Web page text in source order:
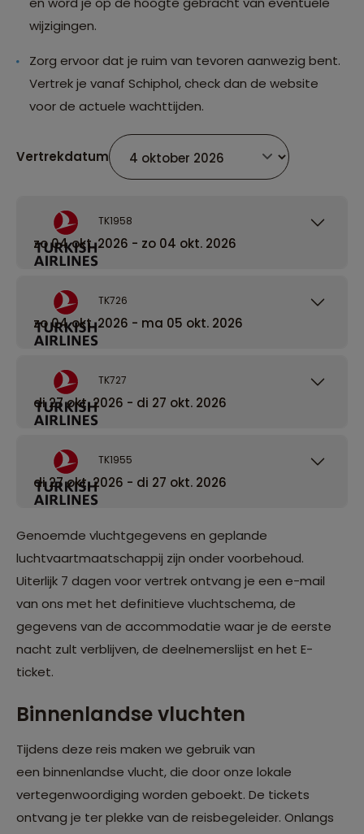
wijzigingen.
Zorg ervoor dat je ruim van tevoren aanwezig bent.
Vertrek je vanaf Schiphol, check dan de website
voor de actuele wachttijden.
Vertrekdatum
TK1958
zo 04 okt. 2026 - zo 04 okt. 2026
TK726
zo 04 okt. 2026 - ma 05 okt. 2026
TK727
di 27 okt. 2026 - di 27 okt. 2026
TK1955
di 27 okt. 2026 - di 27 okt. 2026
Genoemde vluchtgegevens en geplande
luchtvaartmaatschappij zijn onder voorbehoud.
Uiterlijk 7 dagen voor vertrek ontvang je een e-mail
van ons met het definitieve vluchtschema, de
gegevens van de accommodatie waar je de eerste
nacht zult verblijven, de deelnemerslijst en het E-
ticket.
Binnenlandse vluchten
Tijdens deze reis maken we gebruik van
een binnenlandse vlucht, die door onze lokale
vertegenwoordiging worden geboekt. De tickets
ontvang je ter plekke van de reisbegeleider. Onlangs